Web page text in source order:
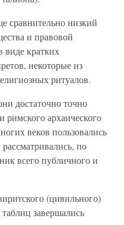
сравнительно низкий
и правовой
кратких
некоторые из
ритуалов.
достаточно точно
римского архаического
веков пользовались
по
всего публичного и
(цивильного)
завершались